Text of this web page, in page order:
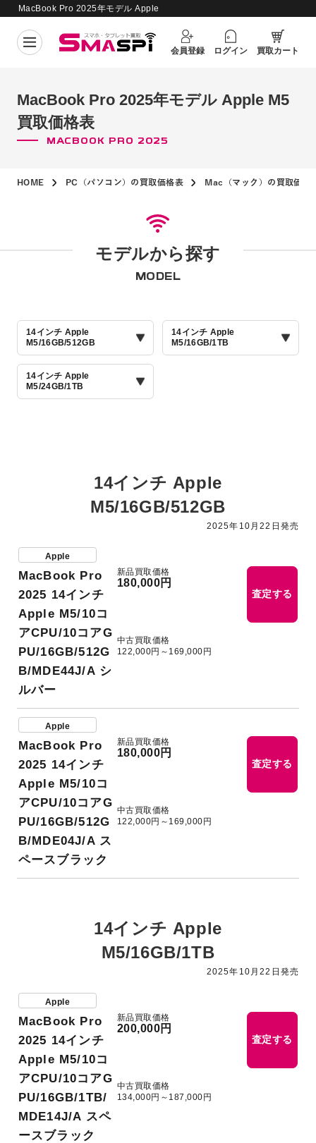
MacBook Pro 2025年モデル Apple
会員登録 ログイン 買取カート
MacBook Pro 2025年モデル Apple M5
買取価格表
MACBOOK PRO 2025
HOME PC（パソコン）の買取価格表 Mac（マック）の買取価格
モデルから探す
MODEL
14インチ Apple
M5/16GB/512GB
14インチ Apple
M5/16GB/1TB
14インチ Apple
M5/24GB/1TB
14インチ Apple
M5/16GB/512GB
2025年10月22日発売
Apple
MacBook Pro
2025 14インチ
Apple M5/10コ
アCPU/10コアG
PU/16GB/512G
B/MDE44J/A シ
ルバー
新品買取価格
180,000円
中古買取価格
122,000円～169,000円
査定する
Apple
MacBook Pro
2025 14インチ
Apple M5/10コ
アCPU/10コアG
PU/16GB/512G
B/MDE04J/A ス
ペースブラック
新品買取価格
180,000円
中古買取価格
122,000円～169,000円
査定する
14インチ Apple
M5/16GB/1TB
2025年10月22日発売
Apple
MacBook Pro
2025 14インチ
Apple M5/10コ
アCPU/10コアG
PU/16GB/1TB/
MDE14J/A スペ
ースブラック
新品買取価格
200,000円
中古買取価格
134,000円～187,000円
査定する